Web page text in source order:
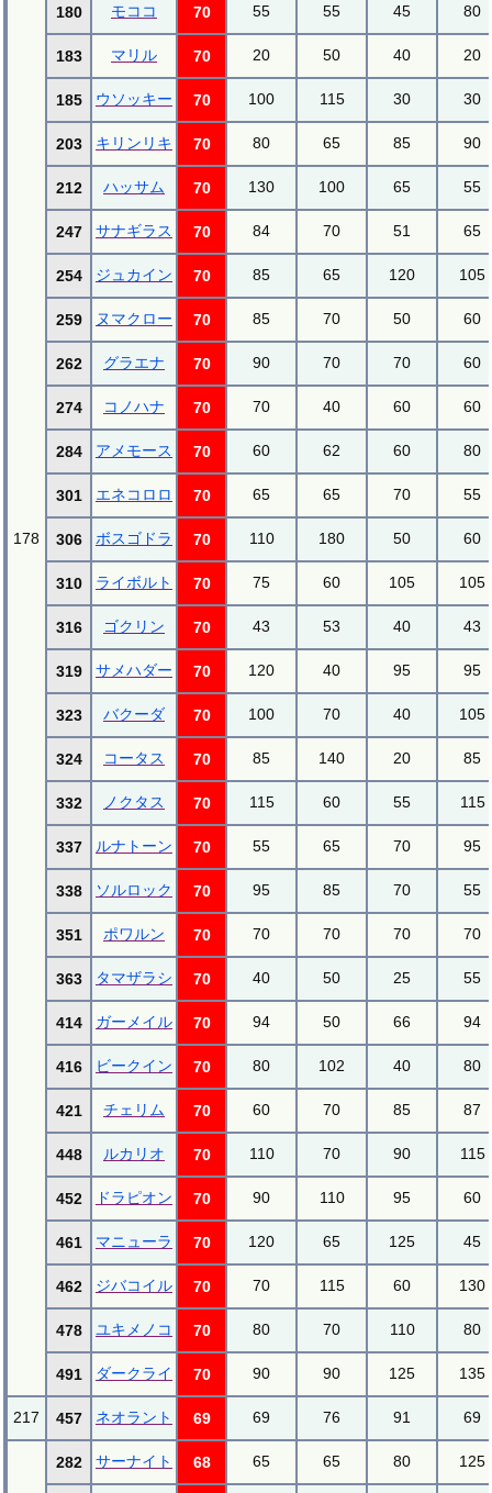
178
180 モココ 70 55 55 45 80
183 マリル 70 20 50 40 20
185 ウソッキー 70 100 115 30 30
203 キリンリキ 70 80 65 85 90
212 ハッサム 70 130 100 65 55
247 サナギラス 70 84 70 51 65
254 ジュカイン 70 85 65 120 105
259 ヌマクロー 70 85 70 50 60
262 グラエナ 70 90 70 70 60
274 コノハナ 70 70 40 60 60
284 アメモース 70 60 62 60 80
301 エネコロロ 70 65 65 70 55
306 ボスゴドラ 70 110 180 50 60
310 ライボルト 70 75 60 105 105
316 ゴクリン 70 43 53 40 43
319 サメハダー 70 120 40 95 95
323 バクーダ 70 100 70 40 105
324 コータス 70 85 140 20 85
332 ノクタス 70 115 60 55 115
337 ルナトーン 70 55 65 70 95
338 ソルロック 70 95 85 70 55
351 ポワルン 70 70 70 70 70
363 タマザラシ 70 40 50 25 55
414 ガーメイル 70 94 50 66 94
416 ビークイン 70 80 102 40 80
421 チェリム 70 60 70 85 87
448 ルカリオ 70 110 70 90 115
452 ドラピオン 70 90 110 95 60
461 マニューラ 70 120 65 125 45
462 ジバコイル 70 70 115 60 130
478 ユキメノコ 70 80 70 110 80
491 ダークライ 70 90 90 125 135
217 457 ネオラント 69 69 76 91 69
282 サーナイト 68 65 65 80 125